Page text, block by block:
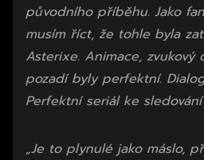
původního příběhu. Jako
musím říct, že tohle byla
Asterixe. Animace,
pozadí byly perfektní.
Perfektní seriál ke
„Je to plynulé jako máslo,